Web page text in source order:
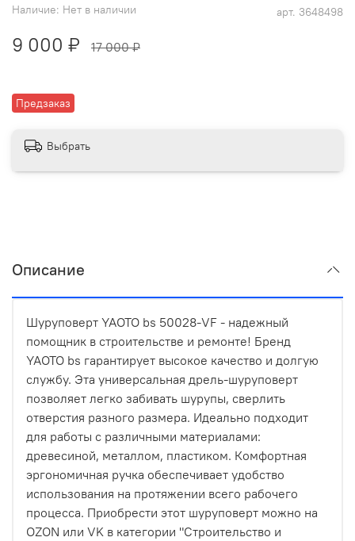
арт. 3648498
Наличие: Нет в наличии
Предзаказ
9 000 ₽ 17 000 ₽
Выбрать
Описание
Шуруповерт YAOTO bs 50028-VF - надежный
помощник в строительстве и ремонте! Бренд
YAOTO bs гарантирует высокое качество и долгую
службу. Эта универсальная дрель-шуруповерт
позволяет легко забивать шурупы, сверлить
отверстия разного размера. Идеально подходит
для работы с различными материалами:
древесиной, металлом, пластиком. Комфортная
эргономичная ручка обеспечивает удобство
использования на протяжении всего рабочего
процесса. Приобрести этот шуруповерт можно на
OZON или VK в категории "Строительство и